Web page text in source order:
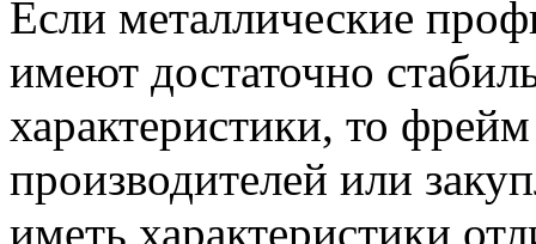
Если металлические
имеют достаточно
характеристики, то
производителей или
иметь характеристики